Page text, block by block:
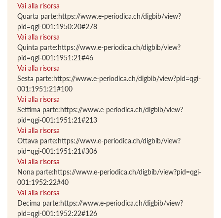
Vai alla risorsa
Quarta parte:https://www.e-periodica.ch/digbib/view?
pid=qgi-001:1950:20#278
Vai alla risorsa
Quinta parte:https://www.e-periodica.ch/digbib/view?
pid=qgi-001:1951:21#46
Vai alla risorsa
Sesta parte:https://www.e-periodica.ch/digbib/view?pid=qgi-
001:1951:21#100
Vai alla risorsa
Settima parte:https://www.e-periodica.ch/digbib/view?
pid=qgi-001:1951:21#213
Vai alla risorsa
Ottava parte:https://www.e-periodica.ch/digbib/view?
pid=qgi-001:1951:21#306
Vai alla risorsa
Nona parte:https://www.e-periodica.ch/digbib/view?pid=qgi-
001:1952:22#40
Vai alla risorsa
Decima parte:https://www.e-periodica.ch/digbib/view?
pid=qgi-001:1952:22#126